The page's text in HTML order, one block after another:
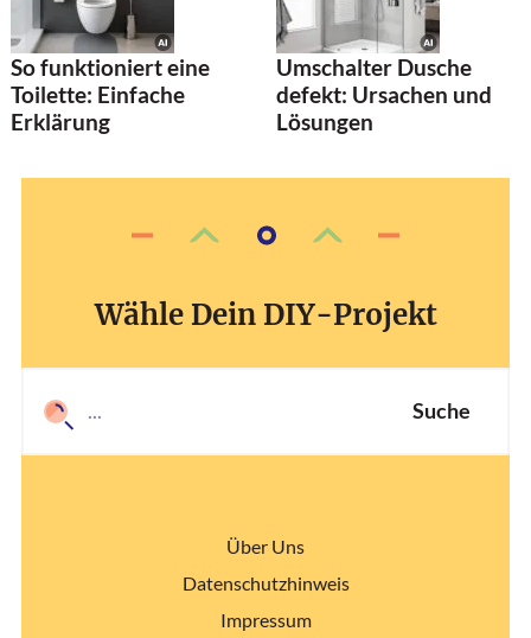
So funktioniert eine
Toilette: Einfache
Erklärung
Umschalter Dusche
defekt: Ursachen und
Lösungen
Wähle Dein DIY-Projekt
Suche
Über Uns
Datenschutzhinweis
Impressum